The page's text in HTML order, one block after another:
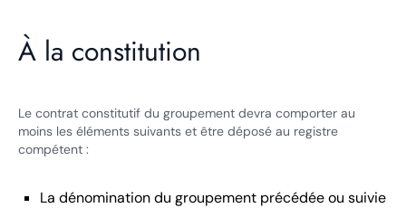
À la constitution
Le contrat constitutif du groupement devra comporter au
moins les éléments suivants et être déposé au registre
compétent :
La dénomination du groupement précédée ou suivie